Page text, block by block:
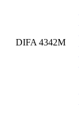
DIFA 4342М